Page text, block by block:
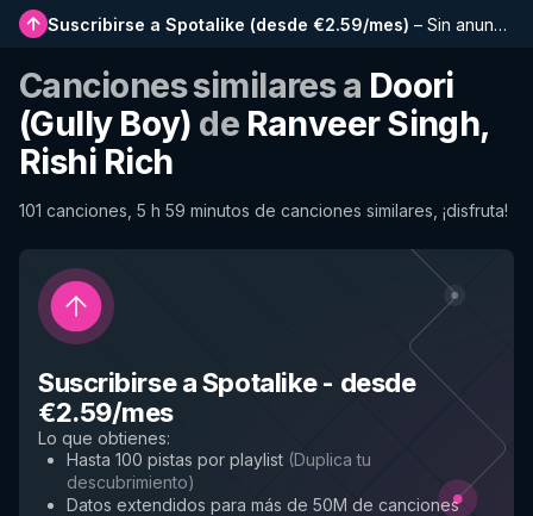
Suscribirse a Spotalike (desde €2.59/mes) – Sin anuncios, listas más largas, historial completo y acceso anticipado a nuevas funciones
Canciones similares a Doori
(Gully Boy) de Ranveer Singh,
Rishi Rich
101 canciones, 5 h 59 minutos de canciones similares, ¡disfruta!
Suscribirse a Spotalike- desde
€2.59/mes
Lo que obtienes:
Hasta 100 pistas por playlist (Duplica tu
descubrimiento)
Datos extendidos para más de 50M de canciones